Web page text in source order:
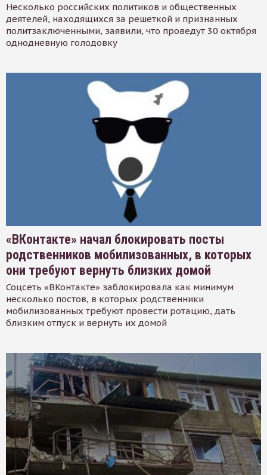
Несколько российских политиков и общественных
деятелей, находящихся за решеткой и признанных
политзаключенными, заявили, что проведут 30 октября
однодневную голодовку
«ВКонтакте» начал блокировать посты
родственников мобилизованных, в которых
они требуют вернуть близких домой
Соцсеть «ВКонтакте» заблокировала как минимум
несколько постов, в которых родственники
мобилизованных требуют провести ротацию, дать
близким отпуск и вернуть их домой